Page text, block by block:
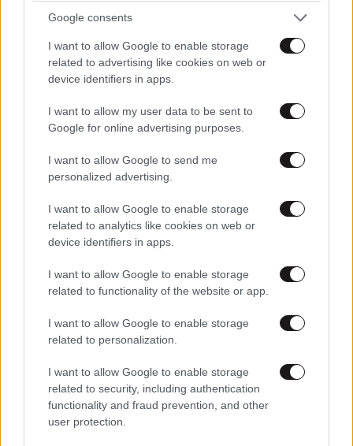
Google consents
I want to allow Google to enable storage
related to advertising like cookies on web or
device identifiers in apps.
I want to allow my user data to be sent to
Google for online advertising purposes.
I want to allow Google to send me
personalized advertising.
I want to allow Google to enable storage
related to analytics like cookies on web or
device identifiers in apps.
I want to allow Google to enable storage
related to functionality of the website or app.
I want to allow Google to enable storage
related to personalization.
I want to allow Google to enable storage
related to security, including authentication
functionality and fraud prevention, and other
user protection.
40 ημέρες, 33 δράσεις, 4.000+
συμμετοχές
Αυξητική & Ανόρθωση
Στήθους: Πώς συνδυάζονται
αποτέλεσμα
Με τη SEAJETS, η Αμοργός
γίνεται η πιο αυθεντική